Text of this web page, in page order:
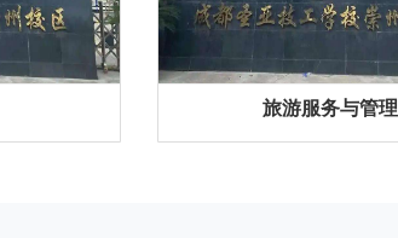
旅游服务与管理